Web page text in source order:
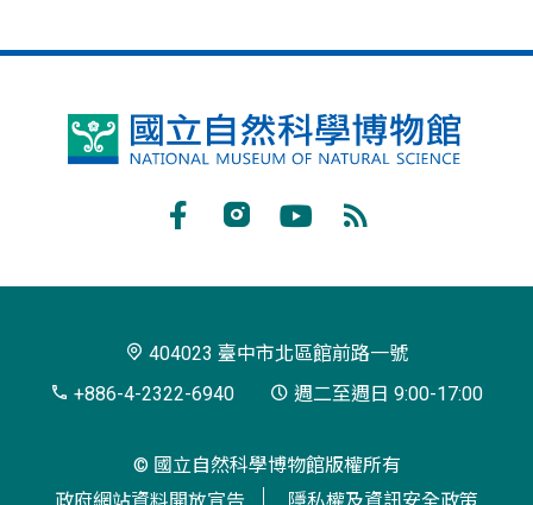
國
博
閱
404023 臺中市北區館前路一號
+886-4-2322-6940
週二至週日 9:00-17:00
© 國立自然科學博物館版權所有
政府網站資料開放宣告
隱私權及資訊安全政策